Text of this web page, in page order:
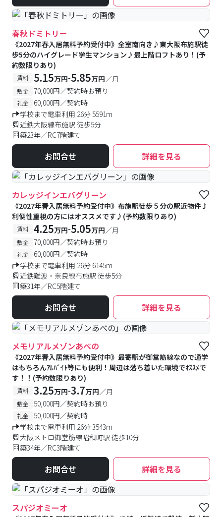
春秋ドミトリー
《2027年春入居無料予約受付中》全室南向き♪東大阪布施駅徒
歩5分のハイグレード学生マンション♪最上階ロフトあり！(予
約数限りあり)
賃料 5.15万円-5.85万円／月
敷金 70,000円／契約時お預り
礼金
60,000円／契約時
学校まで電車利用 26分 5591m
近鉄大阪線布施駅 徒歩5分
築23年／RC7階建て
お問合せ 詳細を見る
カレッジインエバグリーン
《2027年春入居無料予約受付中》布施駅徒歩５分の駅近物件♪
利便性重視の方にはオススメです♪(予約数限りあり)
賃料 4.25万円-5.05万円／月
敷金 70,000円／契約時お預り
礼金
60,000円／契約時
学校まで電車利用 26分 6145m
近鉄難波・奈良線布施駅 徒歩5分
築31年／RC5階建て
お問合せ 詳細を見る
メモリアルメゾンあべの
《2027年春入居無料予約受付中》最寄駅が御堂筋線なので通学
はもちろんｱﾙﾊﾞｲﾄ等にも便利！周辺は落ち着いた環境でｵｽｽﾒで
す！！(予約数限りあり)
賃料 3.25万円-3.7万円／月
敷金 50,000円／契約時お預り
礼金
50,000円／契約時
学校まで電車利用 26分 3543m
大阪メトロ御堂筋線昭和町駅 徒歩10分
築34年／RC3階建て
お問合せ 詳細を見る
スパジオミーオ